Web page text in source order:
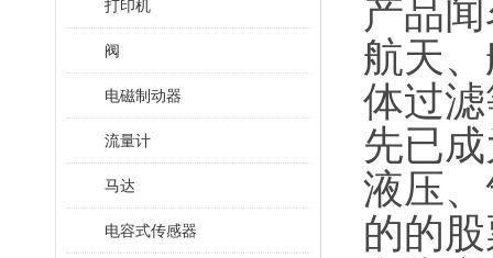
打印机
阀
电磁制动器
流量计
马达
电容式传感器
产品
航天
体过
先已
液压
的的